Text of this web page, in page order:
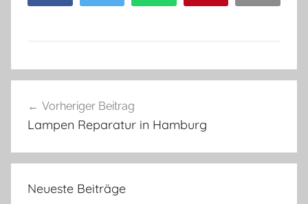
Vorheriger Beitrag
Lampen Reparatur in Hamburg
Neueste Beiträge